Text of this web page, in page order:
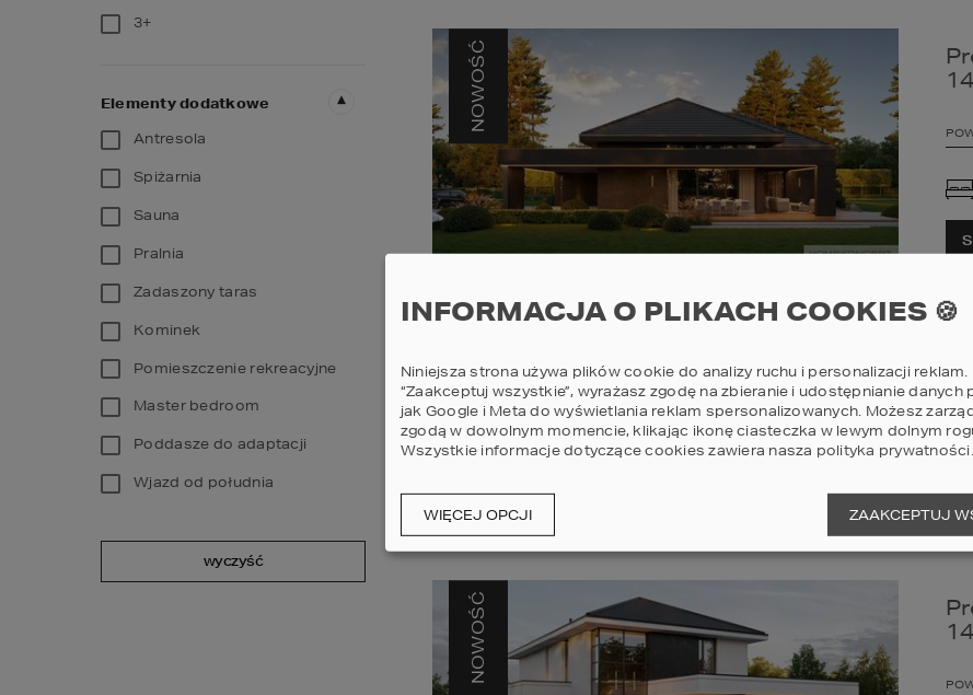
3+
Elementy dodatkowe
Antresola
Spiżarnia
Sauna
Pralnia
Zadaszony taras
Kominek
Pomieszczenie rekreacyjne
Master bedroom
Poddasze do adaptacji
Wjazd od południa
wyczyść
NOWOŚĆ
NOWOŚĆ
INFORMACJA O PLIKACH COOKIES 🍪
Niniejsza strona używa plików cookie do analizy ruchu i personalizacji reklam.
“Zaakceptuj wszystkie”, wyrażasz zgodę na zbieranie i udostępnianie danych
jak Google i Meta do wyświetlania reklam spersonalizowanych. Możesz
zgodą w dowolnym momencie, klikając ikonę ciasteczka w lewym dolnym
Wszystkie informacje dotyczące cookies zawiera nasza polityka prywatności.
WIĘCEJ OPCJI ZAAKCEPTUJ